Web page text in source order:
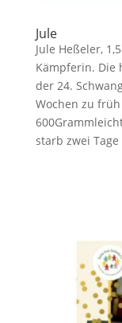
Jule
Jule Heßeler,
Kämpferin. Die
der 24.
Wochen zu
starb zwei